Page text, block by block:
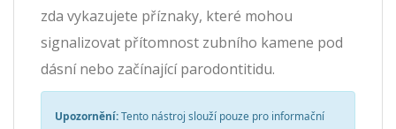
zda vykazujete příznaky, které mohou
signalizovat přítomnost zubního kamene pod
dásní nebo začínající parodontitidu.
Upozornění:Tento nástroj slouží pouze pro informační